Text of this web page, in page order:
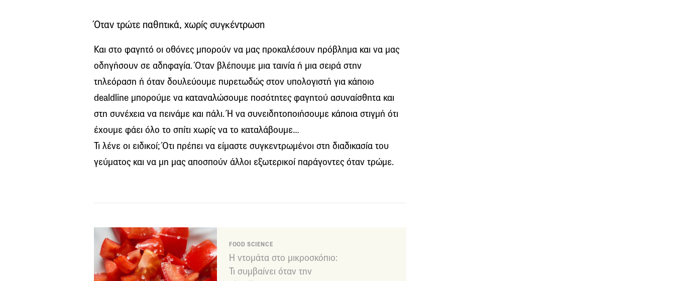
Όταν τρώτε παθητικά, χωρίς συγκέντρωση
Και στο φαγητό οι οθόνες μπορούν να μας προκαλέσουν πρόβλημα και να μας
οδηγήσουν σε αδηφαγία. Όταν βλέπουμε μια ταινία ή μια σειρά στην
τηλεόραση ή όταν δουλεύουμε πυρετωδώς στον υπολογιστή για κάποιο
dealdline μπορούμε να καταναλώσουμε ποσότητες φαγητού ασυναίσθητα και
στη συνέχεια να πεινάμε και πάλι. Ή να συνειδητοποιήσουμε κάποια στιγμή ότι
έχουμε φάει όλο το σπίτι χωρίς να το καταλάβουμε…
Τι λένε οι ειδικοί; Ότι πρέπει να είμαστε συγκεντρωμένοι στη διαδικασία του
γεύματος και να μη μας αποσπούν άλλοι εξωτερικοί παράγοντες όταν τρώμε.
FOOD SCIENCE
Η ντομάτα στο μικροσκόπιο:
Τι συμβαίνει όταν την